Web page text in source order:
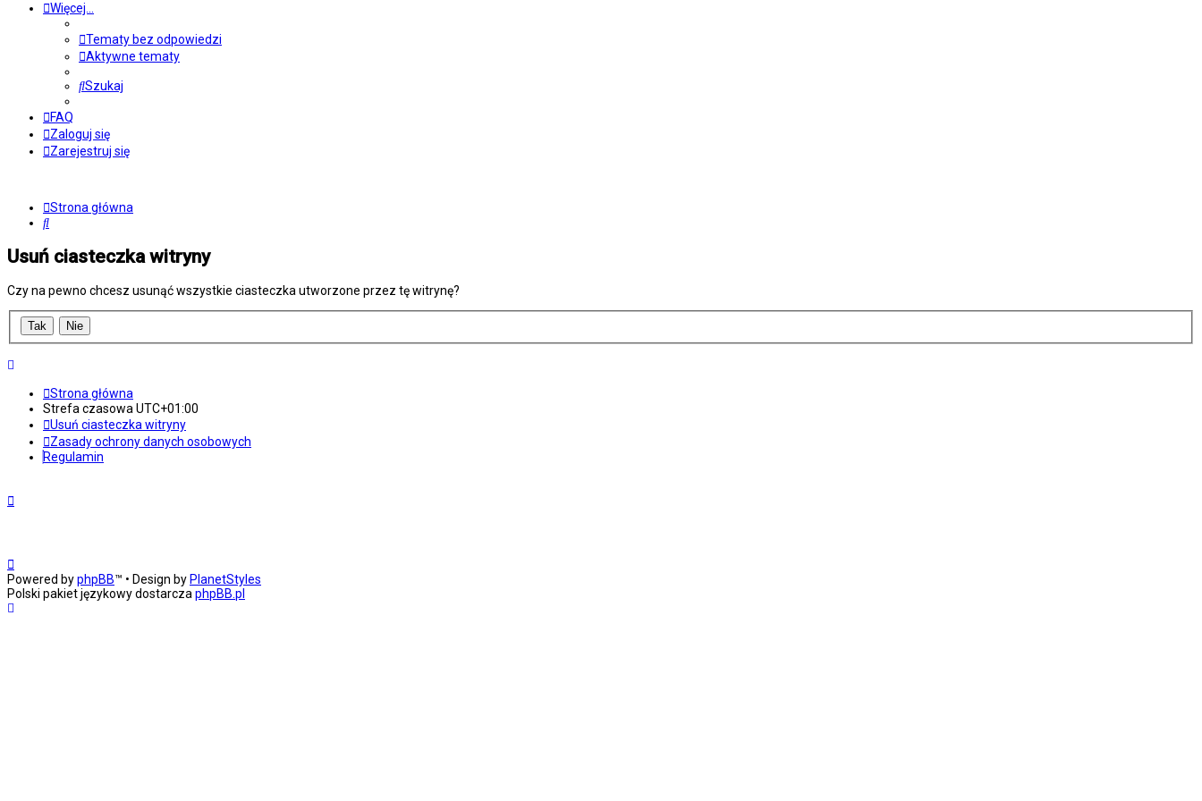
Więcej…
Tematy bez odpowiedzi
Aktywne tematy
Szukaj
FAQ
Zaloguj się
Zarejestruj się
Strona główna
Szukaj
Usuń ciasteczka witryny
Czy na pewno chcesz usunąć wszystkie ciasteczka utworzone przez tę witrynę?
Strona główna
Strefa czasowaUTC+01:00
Usuń ciasteczka witryny
Zasady ochrony danych osobowych
Regulamin
Powered byphpBB™ • Design by PlanetStyles
Polski pakiet językowy dostarczaphpBB.pl